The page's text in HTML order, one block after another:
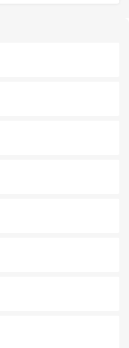
情を楽しめる外せないスポット